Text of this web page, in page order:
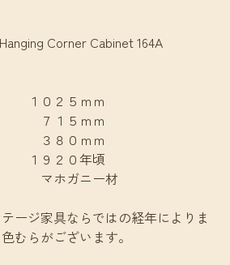
Corner Cabinet 164A
５ｍｍ
ｍｍ
０ｍｍ
０年頃
ニー材
ージ家具ならではの経年によりま
むらがございます。